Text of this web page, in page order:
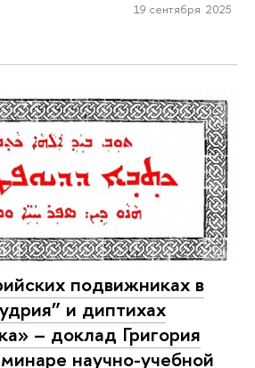
19 сентября 2025
подвижниках в
и диптихах
– доклад Григория
научно-учебной